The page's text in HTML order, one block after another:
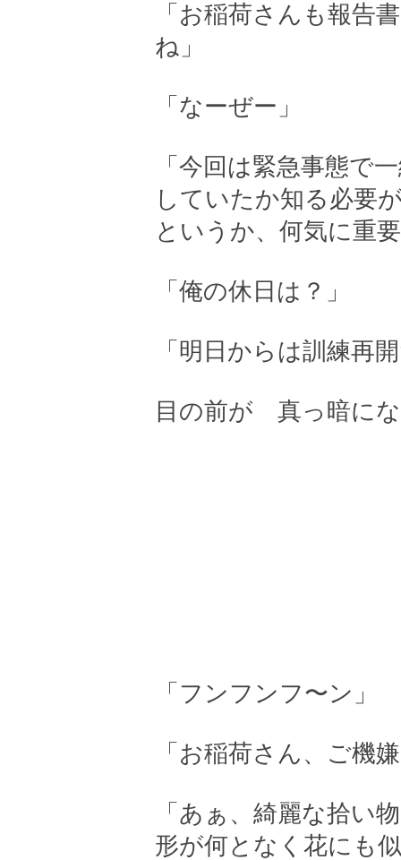
「お稲荷さんも報告
ね」
「なーぜー」
「今回は緊急事態で
していたか知る必要
というか、何気に重
「俺の休日は？」
「明日からは訓練再
目の前が 真っ暗に
「フンフンフ〜ン」
「お稲荷さん、ご機
「あぁ、綺麗な拾い
形が何となく花にも